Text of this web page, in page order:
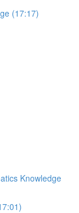
(17:17)
Knowledge